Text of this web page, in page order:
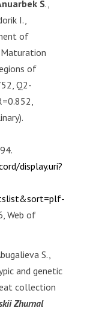
S.,
I.,
of
Maturation
of
Q2-
display.uri?
Web of
S.,
and genetic
collection
Zhurnal